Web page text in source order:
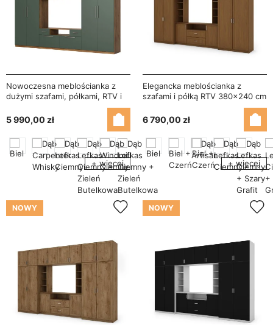
Nowoczesna meblościanka z
dużymi szafami, półkami, RTV i
szufladami 350×227 cm Dąb
Lefkas / Zieleń Butelkowa –
SCANDI
5 990,00 zł
+ więcej
Elegancka meblościanka z
szafami i półką RTV 380×240 cm
6 790,00 zł
+ więcej
NOWY NOWY